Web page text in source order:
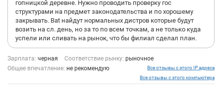
гопницкой деревне. Нужно проводить проверку гос
структурами на предмет законодательства и по хорошему
закрывать. Bat найдут нормальных дистров которые будут
возить на сл. день, но за то по всем точкам, а не только куда
успели или сливать на рынок, что бы филиал сделал план.
Зарплата: черная Соответствие рынку: рыночное
Общее впечатление: не рекомендую
Все отзывы с этого IP адреса
Все отзывы с этого компьютера